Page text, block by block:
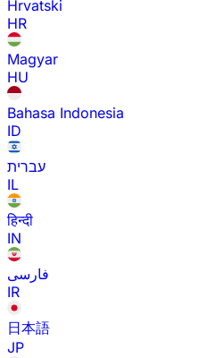
Hrvatski
HR
Magyar
HU
Bahasa Indonesia
ID
עברית
IL
हिन्दी
IN
فارسی
IR
日本語
JP